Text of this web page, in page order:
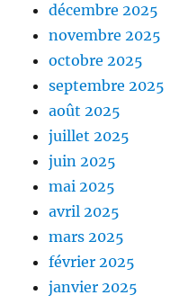
décembre 2025
novembre 2025
octobre 2025
septembre 2025
août 2025
juillet 2025
juin 2025
mai 2025
avril 2025
mars 2025
février 2025
janvier 2025